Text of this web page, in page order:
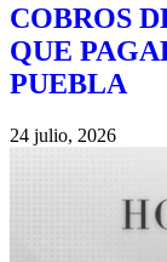
COBROS
QUE
PUEBLA
24 julio, 2026